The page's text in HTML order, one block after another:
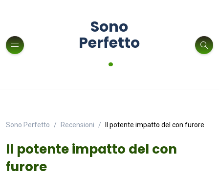
Sono
Perfetto
.
Sono Perfetto Recensioni Il potente impatto del con furore
Il potente impatto del con
furore